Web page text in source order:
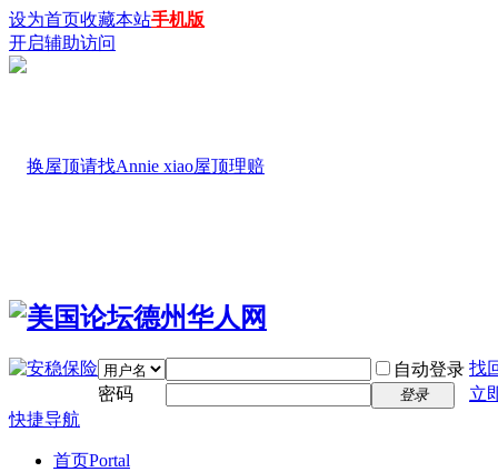
设为首页收藏本站手机版
开启辅助访问
自动登录 找
密码
登录
立
快捷导航
首页Portal